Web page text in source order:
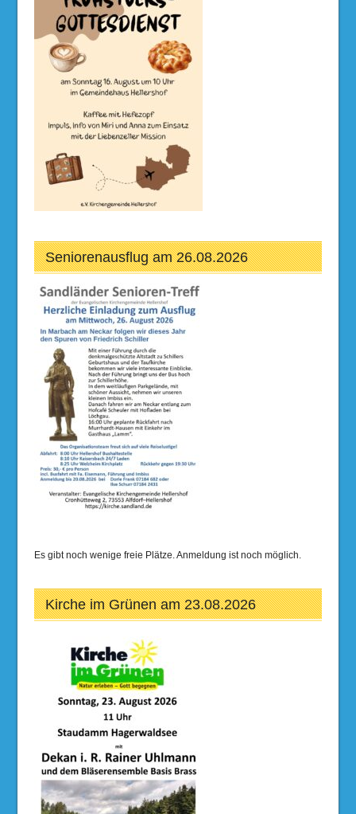
Seniorenausflug am 26.08.2026
Es gibt noch wenige freie Plätze. Anmeldung ist noch möglich.
Kirche im Grünen am 23.08.2026